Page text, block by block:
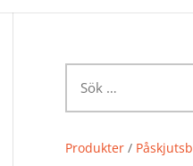
efter:
Produkter /